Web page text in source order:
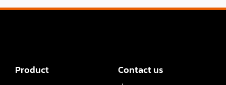
Product
Contact us